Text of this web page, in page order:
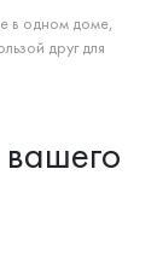
в одном доме,
друг для